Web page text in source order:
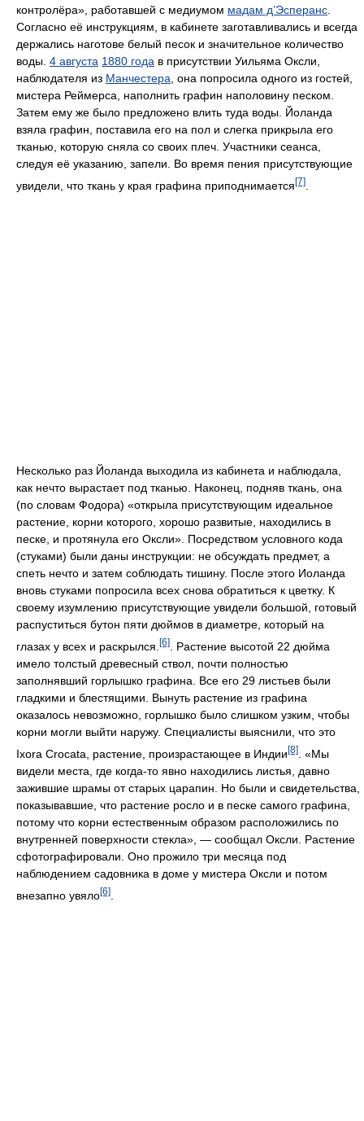
контролёра», работавшей с медиумом мадам д’Эсперанс
Согласно её инструкциям, в кабинете заготавливались и всегда
держались наготове белый песок и значительное количество
воды. 4 августа 1880 года в присутствии Уильяма Оксли,
наблюдателя из Манчестера , она попросила одного из гостей,
мистера Реймерса, наполнить графин наполовину песком.
Затем ему же было предложено влить туда воды. Йоланда
взяла графин, поставила его на пол и слегка прикрыла его
тканью, которую сняла со своих плеч. Участники сеанса,
следуя её указанию, запели. Во время пения присутствующие
увидели, что ткань у края графина приподнимается[7]
Несколько раз Йоланда выходила из кабинета и наблюдала,
как нечто вырастает под тканью. Наконец, подняв ткань, она
(по словам Фодора) «открыла присутствующим идеальное
растение, корни которого, хорошо развитые, находились в
песке, и протянула его Оксли». Посредством условного кода
(стуками) были даны инструкции: не обсуждать предмет, а
спеть нечто и затем соблюдать тишину. После этого Иоланда
вновь стуками попросила всех снова обратиться к цветку. К
своему изумлению присутствующие увидели большой, готовый
распуститься бутон пяти дюймов в диаметре, который на
глазах у всех и раскрылся. [6]
. Растение высотой 22 дюйма
имело толстый древесный ствол, почти полностью
заполнявший горлышко графина. Все его 29 листьев были
гладкими и блестящими. Вынуть растение из графина
оказалось невозможно, горлышко было слишком узким, чтобы
корни могли выйти наружу. Специалисты выяснили, что это
Ixora Crocata, растение, произрастающее в Индии[8]
. «Мы
видели места, где когда-то явно находились листья, давно
зажившие шрамы от старых царапин. Но были и свидетельства,
показывавшие, что растение росло и в песке самого графина,
потому что корни естественным образом расположились по
внутренней поверхности стекла», — сообщал Оксли. Растение
сфотографировали. Оно прожило три месяца под
наблюдением садовника в доме у мистера Оксли и потом
внезапно увяло[6]